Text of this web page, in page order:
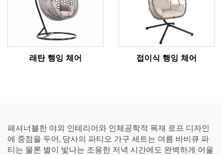
래탄 행잉 체어 접이식 행잉 체어
패셔너블한 야외 인테리어와 인체공학적 목재 로프 디자인
에 중점을 두어, 당사의 파티오 가구 세트는 여름 바비큐 파
티는 물론 별이 빛나는 조용한 저녁 시간에도 완벽하게 어울